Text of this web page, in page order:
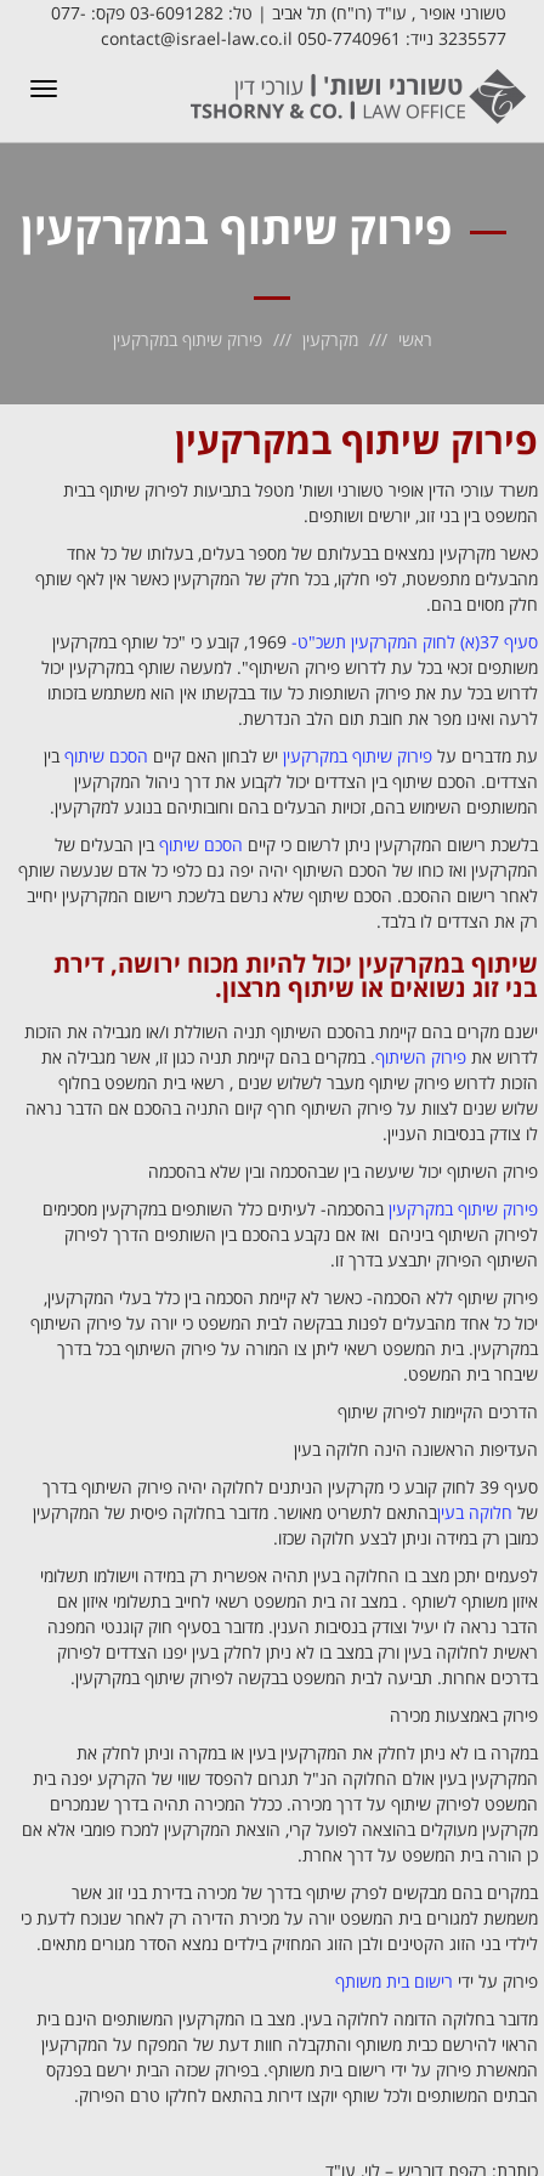
טשורני אופיר , עו"ד (רו"ח) תל אביב | טל: 03-6091282 פקס: 077-
3235577 נייד: 050-7740961 contact@israel-law.co.il
פירוק שיתוף במקרקעין
ראשי מקרקעין פירוק שיתוף במקרקעין
פירוק שיתוף במקרקעין
משרד עורכי הדין אופיר טשורני ושות' מטפל בתביעות לפירוק שיתוף בבית
המשפט בין בני זוג, יורשים ושותפים.
כאשר מקרקעין נמצאים בבעלותם של מספר בעלים, בעלותו של כל אחד
מהבעלים מתפשטת, לפי חלקו, בכל חלק של המקרקעין כאשר אין לאף שותף
חלק מסוים בהם.
סעיף 37(א) לחוק המקרקעין תשכ"ט-
1969, קובע כי "כל שותף במקרקעין
משותפים זכאי בכל עת לדרוש פירוק השיתוף". למעשה שותף במקרקעין יכול
לדרוש בכל עת את פירוק השותפות כל עוד בבקשתו אין הוא משתמש בזכותו
לרעה ואינו מפר את חובת תום הלב הנדרשת.
עת מדברים על פירוק שיתוף במקרקעין יש לבחון האם קיים הסכם שיתוף בין
הצדדים. הסכם שיתוף בין הצדדים יכול לקבוע את דרך ניהול המקרקעין
המשותפים השימוש בהם, זכויות הבעלים בהם וחובותיהם בנוגע למקרקעין.
בלשכת רישום המקרקעין ניתן לרשום כי קיים הסכם שיתוף בין הבעלים של
המקרקעין ואז כוחו של הסכם השיתוף יהיה יפה גם כלפי כל אדם שנעשה שותף
לאחר רישום ההסכם. הסכם שיתוף שלא נרשם בלשכת רישום המקרקעין יחייב
רק את הצדדים לו בלבד.
שיתוף במקרקעין יכול להיות מכוח ירושה, דירת
בני זוג נשואים או שיתוף מרצון.
ישנם מקרים בהם קיימת בהסכם השיתוף תניה השוללת ו/או מגבילה את הזכות
לדרוש את פירוק השיתוף. במקרים בהם קיימת תניה כגון זו, אשר מגבילה את
הזכות לדרוש פירוק שיתוף מעבר לשלוש שנים , רשאי בית המשפט בחלוף
שלוש שנים לצוות על פירוק השיתוף חרף קיום התניה בהסכם אם הדבר נראה
לו צודק בנסיבות העניין.
פירוק השיתוף יכול שיעשה בין שבהסכמה ובין שלא בהסכמה
פירוק שיתוף במקרקעין בהסכמה- לעיתים כלל השותפים במקרקעין מסכימים
לפירוק השיתוף ביניהם ואז אם נקבע בהסכם בין השותפים הדרך לפירוק
השיתוף הפירוק יתבצע בדרך זו.
פירוק שיתוף ללא הסכמה- כאשר לא קיימת הסכמה בין כלל בעלי המקרקעין,
יכול כל אחד מהבעלים לפנות בבקשה לבית המשפט כי יורה על פירוק השיתוף
במקרקעין. בית המשפט רשאי ליתן צו המורה על פירוק השיתוף בכל בדרך
שיבחר בית המשפט.
הדרכים הקיימות לפירוק שיתוף
העדיפות הראשונה הינה חלוקה בעין
סעיף 39 לחוק קובע כי מקרקעין הניתנים לחלוקה יהיה פירוק השיתוף בדרך
של חלוקה בעיןבהתאם לתשריט מאושר. מדובר בחלוקה פיסית של המקרקעין
כמובן רק במידה וניתן לבצע חלוקה שכזו.
לפעמים יתכן מצב בו החלוקה בעין תהיה אפשרית רק במידה וישולמו תשלומי
איזון משותף לשותף . במצב זה בית המשפט רשאי לחייב בתשלומי איזון אם
הדבר נראה לו יעיל וצודק בנסיבות הענין. מדובר בסעיף חוק קוגנטי המפנה
ראשית לחלוקה בעין ורק במצב בו לא ניתן לחלק בעין יפנו הצדדים לפירוק
בדרכים אחרות. תביעה לבית המשפט בבקשה לפירוק שיתוף במקרקעין.
פירוק באמצעות מכירה
במקרה בו לא ניתן לחלק את המקרקעין בעין או במקרה וניתן לחלק את
המקרקעין בעין אולם החלוקה הנ"ל תגרום להפסד שווי של הקרקע יפנה בית
המשפט לפירוק שיתוף על דרך מכירה. ככלל המכירה תהיה בדרך שנמכרים
מקרקעין מעוקלים בהוצאה לפועל קרי, הוצאת המקרקעין למכרז פומבי אלא אם
כן הורה בית המשפט על דרך אחרת.
במקרים בהם מבקשים לפרק שיתוף בדרך של מכירה בדירת בני זוג אשר
משמשת למגורים בית המשפט יורה על מכירת הדירה רק לאחר שנוכח לדעת כי
לילדי בני הזוג הקטינים ולבן הזוג המחזיק בילדים נמצא הסדר מגורים מתאים.
פירוק על ידי רישום בית משותף
מדובר בחלוקה הדומה לחלוקה בעין. מצב בו המקרקעין המשותפים הינם בית
הראוי להירשם כבית משותף והתקבלה חוות דעת של המפקח על המקרקעין
המאשרת פירוק על ידי רישום בית משותף. בפירוק שכזה הבית ירשם בפנקס
הבתים המשותפים ולכל שותף יוקצו דירות בהתאם לחלקו טרם הפירוק.
כותבת: רקפת דובריש – לוי, עו"ד